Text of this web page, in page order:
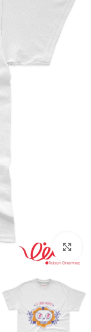
بزرگنمایی تصویر